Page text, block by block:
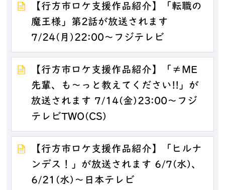
【行方市ロケ支援作品紹介】「転職の
魔王様」第2話が放送されます
7/24(月)22:00～フジテレビ
【行方市ロケ支援作品紹介】「≠ME
先輩、も～っと教えてください!!」が
放送されます 7/14(金)23:00～フジ
テレビTWO(CS)
【行方市ロケ支援作品紹介】「ヒルナ
ンデス！」が放送されます 6/7(水)、
6/21(水)～日本テレビ